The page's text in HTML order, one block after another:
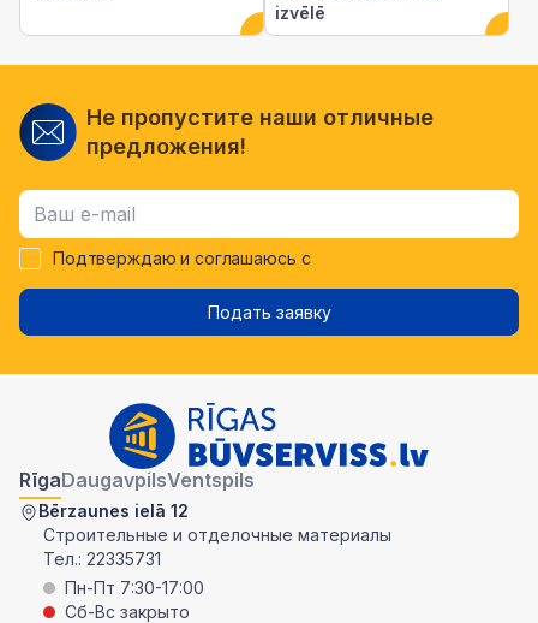
izvēlē
Не пропустите наши отличные
предложения!
Подтверждаю и соглашаюсь с
Подать заявку
RīgaDaugavpilsVentspils
Bērzaunes ielā 12
Строительные и отделочные материалы
Тел.: 22335731
Пн-Пт 7:30-17:00
Сб-Вс закрыто